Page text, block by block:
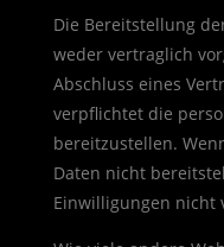
Die Bereitstellung
weder vertraglich
Abschluss eines
verpflichtet die
bereitzustellen.
Daten nicht
Einwilligungen nicht